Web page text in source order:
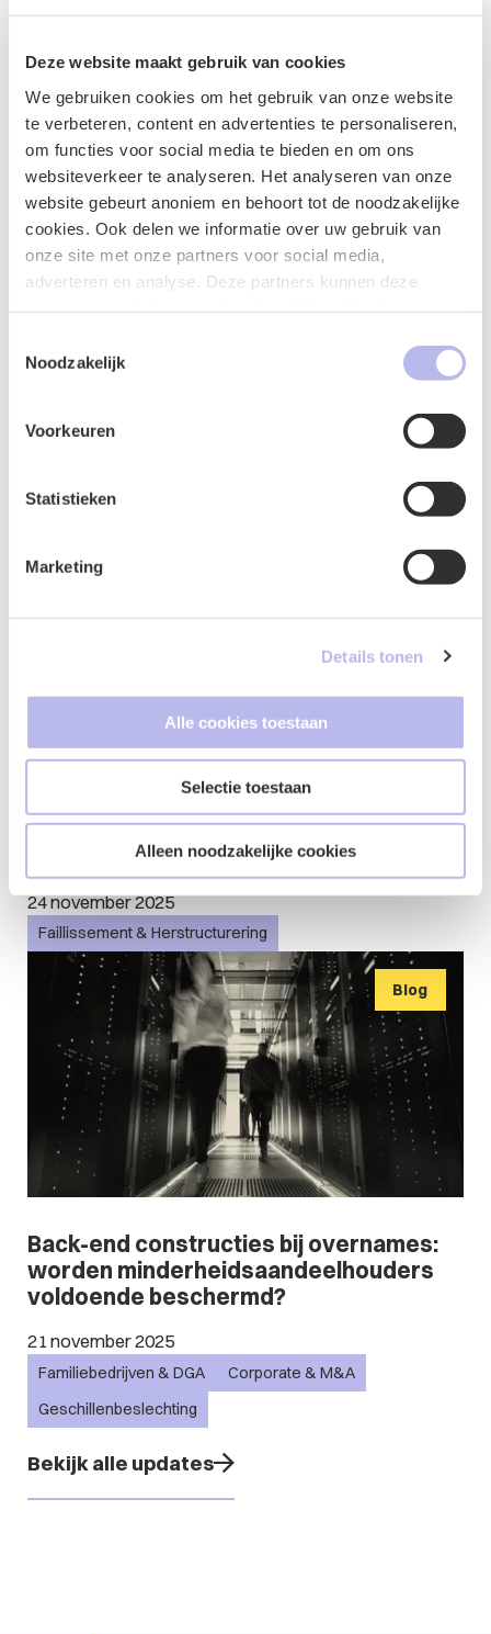
Deze website maakt gebruik van cookies
We gebruiken cookies om het gebruik van onze website
te verbeteren, content en advertenties te personaliseren,
om functies voor social media te bieden en om ons
websiteverkeer te analyseren. Het analyseren van onze
website gebeurt anoniem en behoort tot de noodzakelijke
cookies. Ook delen we informatie over uw gebruik van
onze site met onze partners voor social media,
adverteren en analyse. Deze partners kunnen deze
uw gebruik van hun services.
Noodzakelijk
Voorkeuren
Statistieken
Marketing
Details tonen
Alle cookies toestaan
Selectie toestaan
Alleen noodzakelijke cookies
Faillissement of turboliquidatie?
Faillissement & Herstructurering
Blog
invorderingsbeslissingen
Belastingdienst
24 november 2025
Faillissement & Herstructurering
Blog
Back-end constructies bij overnames:
worden minderheidsaandeelhouders
voldoende beschermd?
21 november 2025
Familiebedrijven & DGA
Corporate & M&A
Geschillenbeslechting
Blog
Bekijk alle updates